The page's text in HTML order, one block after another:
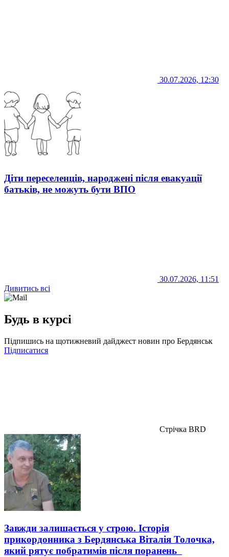
30.07.2026, 12:30
Діти переселенців, народжені після евакуації
батьків, не можуть бути ВПО
30.07.2026, 11:51
Дивитись всі
Будь в курсі
Підпишись на щотижневий дайджест новин про Бердянськ
Підписатися
Стрічка BRD
Завжди залишається у строю. Історія
прикордонника з Бердянська Віталія Толочка,
який рятує побратимів після поранень